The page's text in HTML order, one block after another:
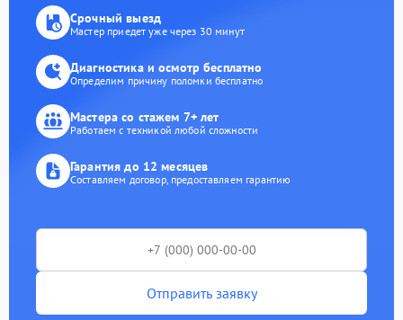
Срочный выезд
Мастер приедет уже через 30 минут
Диагностика и осмотр бесплатно
Определим причину поломки бесплатно
Мастера со стажем 7+ лет
Работаем с техникой любой сложности
Гарантия до 12 месяцев
Составляем договор, предоставляем гарантию
Отправить заявку